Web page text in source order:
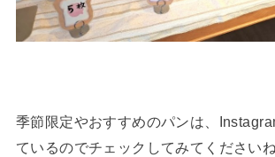
季節限定やおすすめのパンは、
ているのでチェックしてみてくださいね